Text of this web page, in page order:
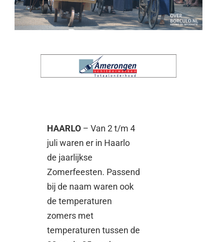
HAARLO – Van 2 t/m 4
juli waren er in Haarlo
de jaarlijkse
Zomerfeesten. Passend
bij de naam waren ook
de temperaturen
zomers met
temperaturen tussen de